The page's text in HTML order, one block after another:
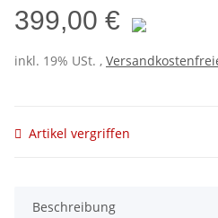
399,00 €
inkl. 19% USt. ,
Artikel vergriffen
Beschreibung